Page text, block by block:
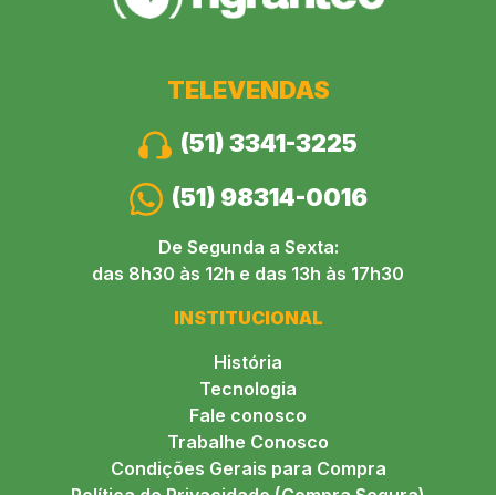
TELEVENDAS
(51) 3341-3225
(51) 98314-0016
De Segunda a Sexta:
das 8h30 às 12h e das 13h às 17h30
INSTITUCIONAL
História
Tecnologia
Fale conosco
Trabalhe Conosco
Condições Gerais para Compra